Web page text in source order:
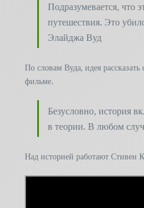
Подразумевается, что
путешествия. Это
Элайджа Вуд
По словам Вуда, идея
фильме.
Безусловно, история
в теории. В любом
Над историей работают Стивен